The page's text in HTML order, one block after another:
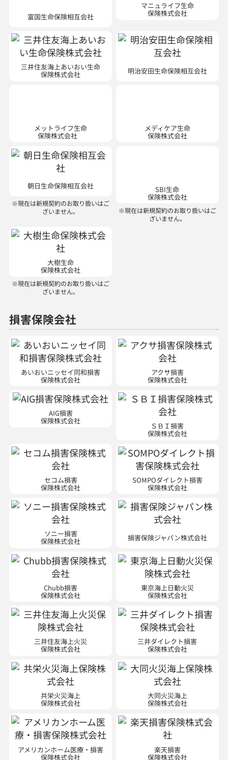
マニュライフ生命
保険株式会社
三井住友海上あいおい生命
保険株式会社
朝日生命保険相互会社
※現在は新規契約のお取り扱いはご
大樹生命
保険株式会社
※現在は新規契約のお取り扱いはご
ざいません。
損害保険会社
あいおいニッセイ同和損害
保険株式会社
アクサ損害
保険株式会社
保険株式会社
ＳＢＩ損害
保険株式会社
セコム損害
保険株式会社
SOMPOダイレクト損害
保険株式会社
ソニー損害
保険株式会社 損害保険ジャパン株式会社
Chubb損害
保険株式会社
東京海上日動火災
保険株式会社
三井住友海上火災
保険株式会社
三井ダイレクト損害
保険株式会社
共栄火災海上
保険株式会社
大同火災海上
保険株式会社
アメリカンホーム医療・損害
保険株式会社
※現在は新規契約のお取り扱いはご
ざいません。
楽天損害
保険株式会社
※ 現在は自動車・傷害・新種の新規
契約のお取り扱いはございません。